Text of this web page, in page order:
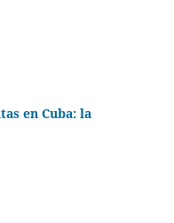
en Cuba: la